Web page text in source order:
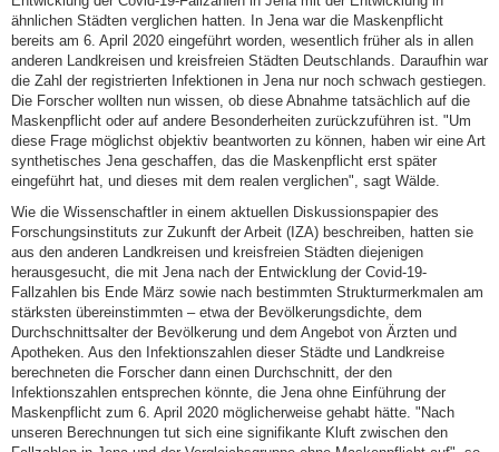
ähnlichen Städten verglichen hatten. In Jena war die Maskenpflicht
bereits am 6. April 2020 eingeführt worden, wesentlich früher als in allen
anderen Landkreisen und kreisfreien Städten Deutschlands. Daraufhin war
die Zahl der registrierten Infektionen in Jena nur noch schwach gestiegen.
Die Forscher wollten nun wissen, ob diese Abnahme tatsächlich auf die
Maskenpflicht oder auf andere Besonderheiten zurückzuführen ist. "Um
diese Frage möglichst objektiv beantworten zu können, haben wir eine Art
synthetisches Jena geschaffen, das die Maskenpflicht erst später
eingeführt hat, und dieses mit dem realen verglichen", sagt Wälde.
Wie die Wissenschaftler in einem aktuellen Diskussionspapier des
Forschungsinstituts zur Zukunft der Arbeit (IZA) beschreiben, hatten sie
aus den anderen Landkreisen und kreisfreien Städten diejenigen
herausgesucht, die mit Jena nach der Entwicklung der Covid-19-
Fallzahlen bis Ende März sowie nach bestimmten Strukturmerkmalen am
stärksten übereinstimmten – etwa der Bevölkerungsdichte, dem
Durchschnittsalter der Bevölkerung und dem Angebot von Ärzten und
Apotheken. Aus den Infektionszahlen dieser Städte und Landkreise
berechneten die Forscher dann einen Durchschnitt, der den
Infektionszahlen entsprechen könnte, die Jena ohne Einführung der
Maskenpflicht zum 6. April 2020 möglicherweise gehabt hätte. "Nach
unseren Berechnungen tut sich eine signifikante Kluft zwischen den